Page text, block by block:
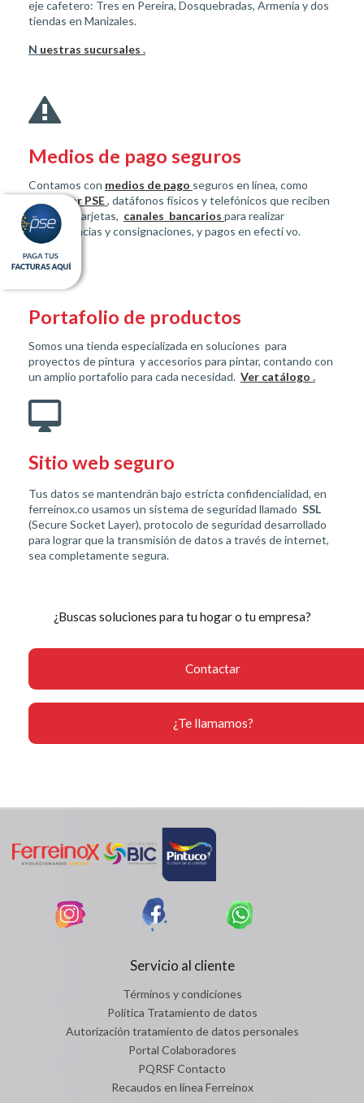
eje cafetero: Tres en Pereira, Dosquebradas, Armenia y dos
tiendas en Manizales.
N uestras sucursales .
Medios de pago seguros
Contamos con medios de pago seguros en línea, como
pagos por PSE, datáfonos físicos y telefónicos que reciben
todas las tarjetas, canales bancarios para realizar
transferencias y consignaciones, y pagos en efectivo.
Portafolio de productos
Somos una tienda especializada en soluciones para
proyectos de pintura y accesorios para pintar, contando con
un amplio portafolio para cada necesidad. Ver catálogo .
Sitio web seguro
Tus datos se mantendrán bajo estricta confidencialidad, en
ferreinox.co usamos un sistema de seguridad llamado SSL
(Secure Socket Layer), protocolo de seguridad desarrollado
para lograr que la transmisión de datos a través de internet,
sea completamente segura.
¿Buscas soluciones para tu hogar o tu empresa?
Contactar
¿Te llamamos?
Servicio al cliente
Términos y condiciones
Política Tratamiento de datos
Autorización tratamiento de datos personales
Portal Colaboradores
PQRSF Contacto
Recaudos en línea Ferreinox